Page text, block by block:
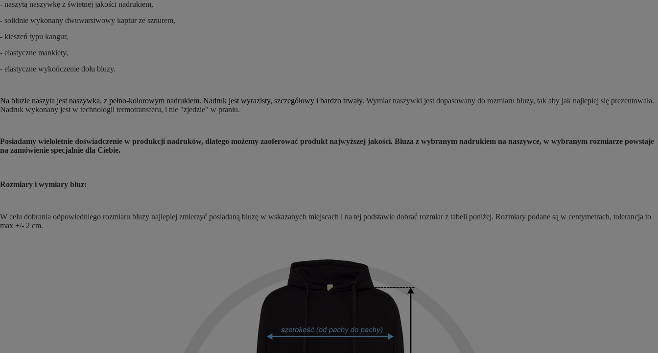
- naszytą naszywkę z świetnej jakości nadrukiem,
- solidnie wykonany dwuwarstwowy kaptur ze sznurem,
- kieszeń typu kangur,
- elastyczne mankiety,
- elastyczne wykończenie dołu bluzy.
Na bluzie naszyta jest naszywka, z pełno-kolorowym nadrukiem. Nadruk jest wyrazisty, szczegółowy i bardzo trwały. Wymiar naszywki jest dopasowany do rozmiaru bluzy, tak aby jak najlepiej się prezentowała.
Nadruk wykonany jest w technologii termotransferu, i nie "zjedzie" w praniu.
Posiadamy wieloletnie doświadczenie w produkcji nadruków, dlatego możemy zaoferować produkt najwyższej jakości. Bluza z wybranym nadrukiem na naszywce, w wybranym rozmiarze powstaje
na zamówienie specjalnie dla Ciebie.
Rozmiary i wymiary bluz:
W celu dobrania odpowiedniego rozmiaru bluzy najlepiej zmierzyć posiadaną bluzę w wskazanych miejscach i na tej podstawie dobrać rozmiar z tabeli poniżej. Rozmiary podane są w centymetrach, tolerancja to
max +/- 2 cm.